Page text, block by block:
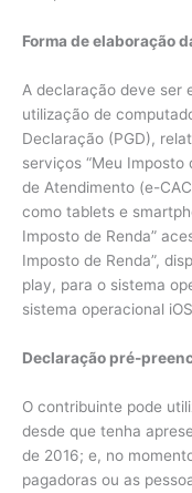
Forma de elaboração
A declaração deve ser
utilização de
Declaração (PGD),
serviços “Meu Imposto
de Atendimento (e-
como tablets e
Imposto de Renda”
Imposto de Renda”,
play, para o sistema
sistema operacional
Declaração pré-
O contribuinte pode
desde que tenha
de 2016; e, no
pagadoras ou as